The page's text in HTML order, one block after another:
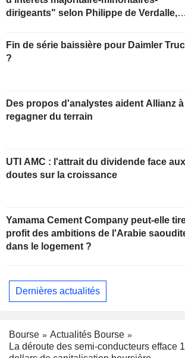
dirigeants" selon Philippe de Verdalle,
Fin de série baissière pour Daimler
?
Des propos d'analystes aident Allianz à
regagner du terrain
UTI AMC : l'attrait du dividende face aux
doutes sur la croissance
Yamama Cement Company peut-elle
profit des ambitions de l'Arabie
dans le logement ?
Dernières actualités
Bourse
Actualités Bourse
La déroute des semi-conducteurs efface